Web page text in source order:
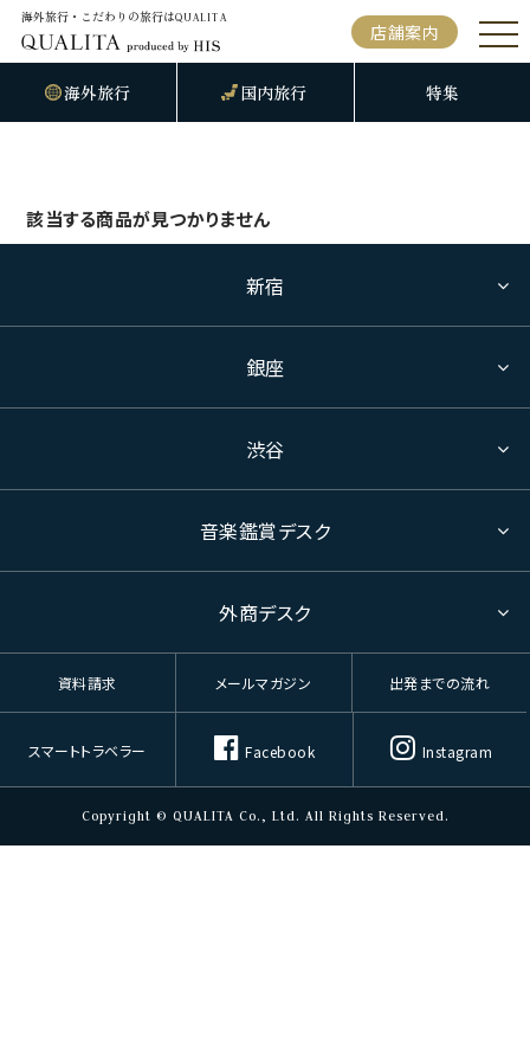
海外旅行・こだわりの旅行はQUALITA
店舗案内
海外旅行 国内旅行 特集
該当する商品が見つかりません
新宿
銀座
渋谷
音楽鑑賞デスク
外商デスク
資料請求 メールマガジン 出発までの流れ
スマートトラベラー Facebook Instagram
Copyright © QUALITA Co., Ltd. All Rights Reserved.